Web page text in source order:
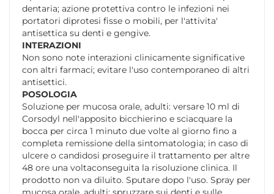
dentaria; azione protettiva contro le infezioni nei
portatori diprotesi fisse o mobili, per l'attivita'
antisettica su denti e gengive.
INTERAZIONI
Non sono note interazioni clinicamente significative
con altri farmaci; evitare l'uso contemporaneo di altri
antisettici.
POSOLOGIA
Soluzione per mucosa orale, adulti: versare 10 ml di
Corsodyl nell'apposito bicchierino e sciacquare la
bocca per circa 1 minuto due volte al giorno fino a
completa remissione della sintomatologia; in caso di
ulcere o candidosi proseguire il trattamento per altre
48 ore una voltaconseguita la risoluzione clinica. Il
prodotto non va diluito. Sputare dopo l'uso. Spray per